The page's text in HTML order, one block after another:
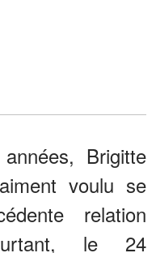
Brigitte
voulu se
relation
le 24